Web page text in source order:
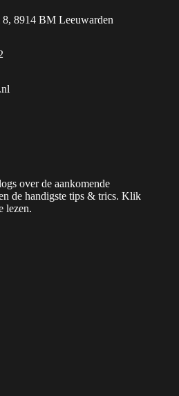
8914 BM Leeuwarden
over de aankomende
de handigste tips & trics. Klik
lezen.